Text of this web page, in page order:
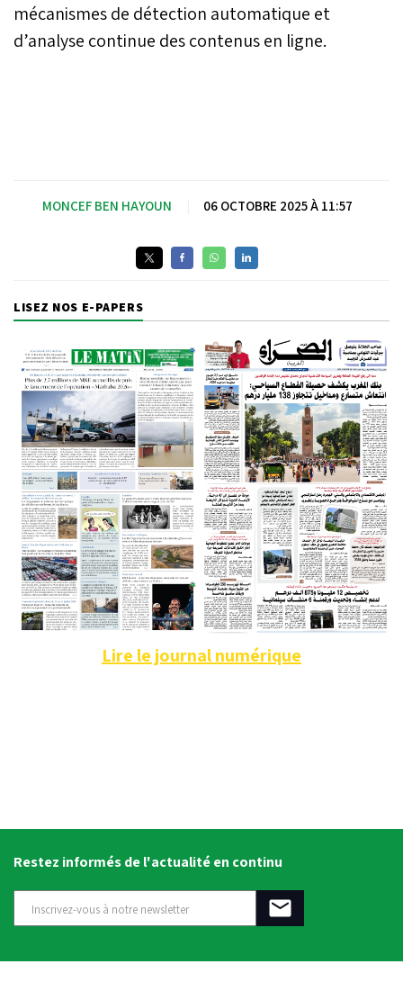
mécanismes de détection automatique et
d’analyse continue des contenus en ligne.
MONCEF BEN HAYOUN 06 OCTOBRE 2025 À 11:57
LISEZ NOS E-PAPERS
Lire le journal numérique
Restez informés de l'actualité en continu